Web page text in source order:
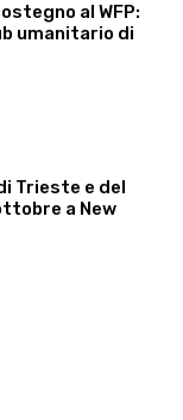
al WFP:
umanitario di
Trieste e del
a New